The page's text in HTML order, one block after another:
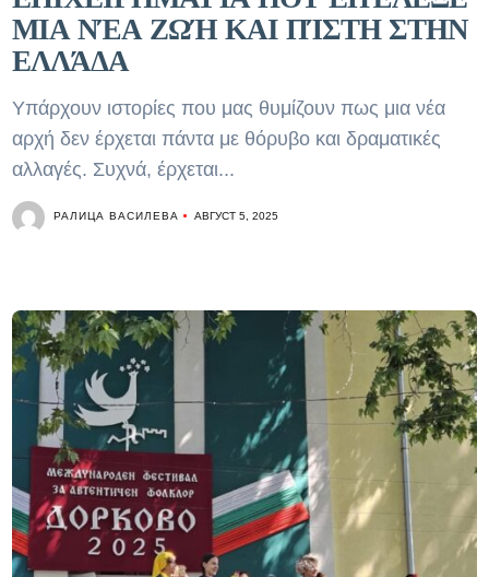
ΜΙΑ ΝΈΑ ΖΩΉ ΚΑΙ ΠΊΣΤΗ ΣΤΗΝ
ΕΛΛΆΔΑ
Υπάρχουν ιστορίες που μας θυμίζουν πως μια νέα
αρχή δεν έρχεται πάντα με θόρυβο και δραματικές
αλλαγές. Συχνά, έρχεται...
РАЛИЦА ВАСИЛЕВА АВГУСТ 5, 2025